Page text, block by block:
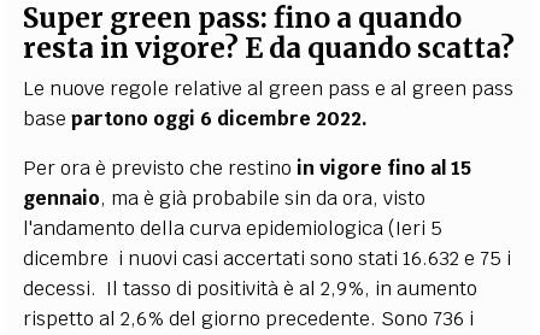
Super green pass: fino a quando
resta in vigore? E da quando scatta?
Le nuove regole relative al green pass e al green pass
basepartono oggi 6 dicembre 2022.
Per ora è previsto che restino in vigore fino al 15
gennaio, ma è già probabile sin da ora, visto
l'andamento della curva epidemiologica (Ieri 5
dicembre i nuovi casi accertati sono stati 16.632 e 75 i
decessi. Il tasso di positività è al 2,9%, in aumento
rispetto al 2,6% del giorno precedente. Sono 736 i